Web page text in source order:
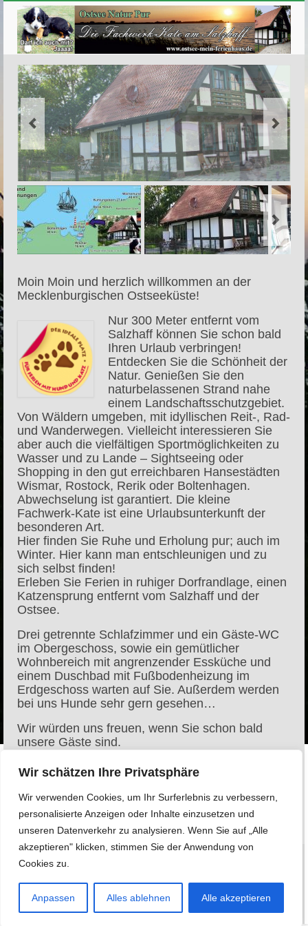
Wir schätzen Ihre Privatsphäre
Wir verwenden Cookies, um Ihr Surferlebnis zu verbessern,
personalisierte Anzeigen oder Inhalte einzusetzen und
unseren Datenverkehr zu analysieren. Wenn Sie auf „Alle
akzeptieren" klicken, stimmen Sie der Anwendung von
Cookies zu.
Anpassen Alles ablehnen Alle akzeptieren
Moin Moin und herzlich willkommen an der
Mecklenburgischen Ostseeküste!
Nur 300 Meter entfernt vom
Salzhaff können Sie schon bald
Ihren Urlaub verbringen!
Entdecken Sie die Schönheit der
Natur. Genießen Sie den
naturbelassenen Strand nahe
einem Landschaftsschutzgebiet.
Von Wäldern umgeben, mit idyllischen Reit-, Rad-
und Wanderwegen. Vielleicht interessieren Sie
aber auch die vielfältigen Sportmöglichkeiten zu
Wasser und zu Lande – Sightseeing oder
Shopping in den gut erreichbaren Hansestädten
Wismar, Rostock, Rerik oder Boltenhagen.
Abwechselung ist garantiert. Die kleine
Fachwerk-Kate ist eine Urlaubsunterkunft der
besonderen Art.
Hier finden Sie Ruhe und Erholung pur; auch im
Winter. Hier kann man entschleunigen und zu
sich selbst finden!
Erleben Sie Ferien in ruhiger Dorfrandlage, einen
Katzensprung entfernt vom Salzhaff und der
Ostsee.
Drei getrennte Schlafzimmer und ein Gäste-WC
im Obergeschoss, sowie ein gemütlicher
Wohnbereich mit angrenzender Essküche und
einem Duschbad mit Fußbodenheizung im
Erdgeschoss warten auf Sie. Außerdem werden
bei uns Hunde sehr gern gesehen…
Wir würden uns freuen, wenn Sie schon bald
unsere Gäste sind.
Herzlich Willkommen in unserem Ferienhaus am
Salzhaff in Stove.
© 2023 by ostsee-mein-ferienhaus.de